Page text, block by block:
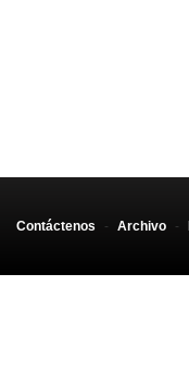
Contáctenos - Archivo -